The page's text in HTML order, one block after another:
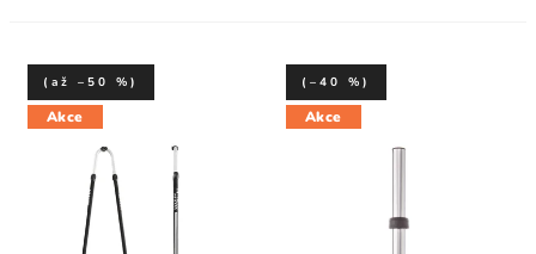
Akce
(až –50 %)
Akce
(–40 %)